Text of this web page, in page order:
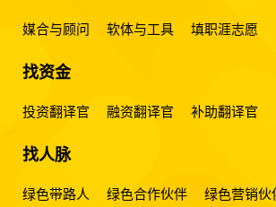
媒合与顾问 软体与工具 填职涯志愿
找资金
投资翻译官 融资翻译官 补助翻译官
找人脉
绿色带路人 绿色合作伙伴 绿色营销伙